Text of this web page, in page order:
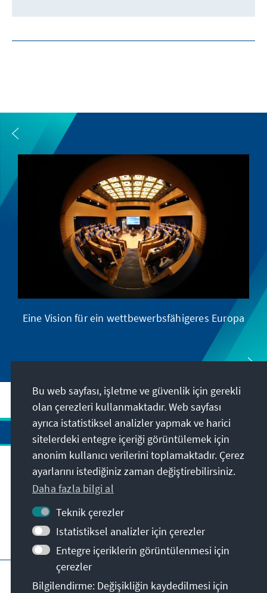
Eine Vision für ein wettbewerbsfähigeres Europa
Adres
İletişim
Bunlara da göz atabilirsiniz
KAS ana sayfası
Kullanım şartları
Erişilebilirlik Bildirgesi
Bu web sayfası, işletme ve güvenlik için gerekli
olan çerezleri kullanmaktadır. Web sayfası
ayrıca istatistiksel analizler yapmak ve harici
sitelerdeki entegre içeriği görüntülemek için
anonim kullanıcı verilerini toplamaktadır. Çerez
ayarlarını istediğiniz zaman değiştirebilirsiniz.
Daha fazla bilgi al
Teknik çerezler
Istatistiksel analizler için çerezler
Entegre içeriklerin görüntülenmesi için
çerezler
Bilgilendirme: Değişikliğin kaydedilmesi için